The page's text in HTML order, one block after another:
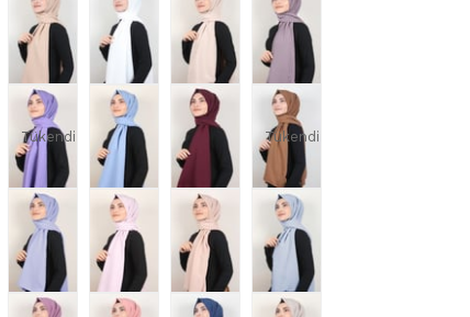
Tükendi Tükendi